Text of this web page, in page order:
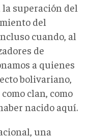
la superación del
del
cuando, al
de
a quienes
bolivariano,
clan, como
nacido aquí.
una